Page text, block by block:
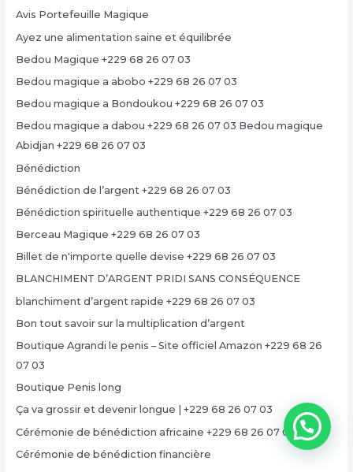
Avis Portefeuille Magique
Ayez une alimentation saine et équilibrée
Bedou Magique +229 68 26 07 03
Bedou magique a abobo +229 68 26 07 03
Bedou magique a Bondoukou +229 68 26 07 03
Bedou magique a dabou +229 68 26 07 03 Bedou magique
Abidjan +229 68 26 07 03
Bénédiction
Bénédiction de l’argent +229 68 26 07 03
Bénédiction spirituelle authentique +229 68 26 07 03
Berceau Magique +229 68 26 07 03
Billet de n'importe quelle devise +229 68 26 07 03
BLANCHIMENT D’ARGENT PRIDI SANS CONSÉQUENCE
blanchiment d’argent rapide +229 68 26 07 03
Bon tout savoir sur la multiplication d’argent
Boutique Agrandi le penis – Site officiel Amazon +229 68 26
07 03
Boutique Penis long
Ça va grossir et devenir longue | +229 68 26 07 03
Cérémonie de bénédiction africaine +229 68 26 07 03
Cérémonie de bénédiction financière